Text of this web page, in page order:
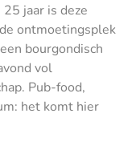
jaar is deze
ontmoetingsplek
bourgondisch
vol
Pub-food,
het komt hier